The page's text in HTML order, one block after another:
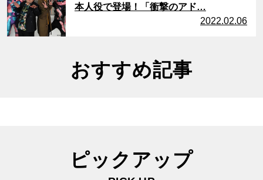
本人役で登場！「衝撃のアド…
2022.02.06
おすすめ記事
ピックアップ